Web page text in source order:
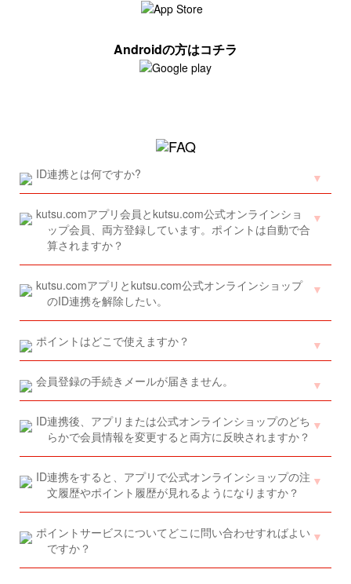
Androidの方はコチラ
ID連携とは何ですか?
kutsu.comアプリ会員とkutsu.com公式オンラインショ
ップ会員、両方登録しています。ポイントは自動で合
算されますか？
kutsu.comアプリとkutsu.com公式オンラインショップ
のID連携を解除したい。
ポイントはどこで使えますか？
会員登録の手続きメールが届きません。
ID連携後、アプリまたは公式オンラインショップのどち
らかで会員情報を変更すると両方に反映されますか？
ID連携をすると、アプリで公式オンラインショップの注
文履歴やポイント履歴が見れるようになりますか？
ポイントサービスについてどこに問い合わせすればよい
ですか？